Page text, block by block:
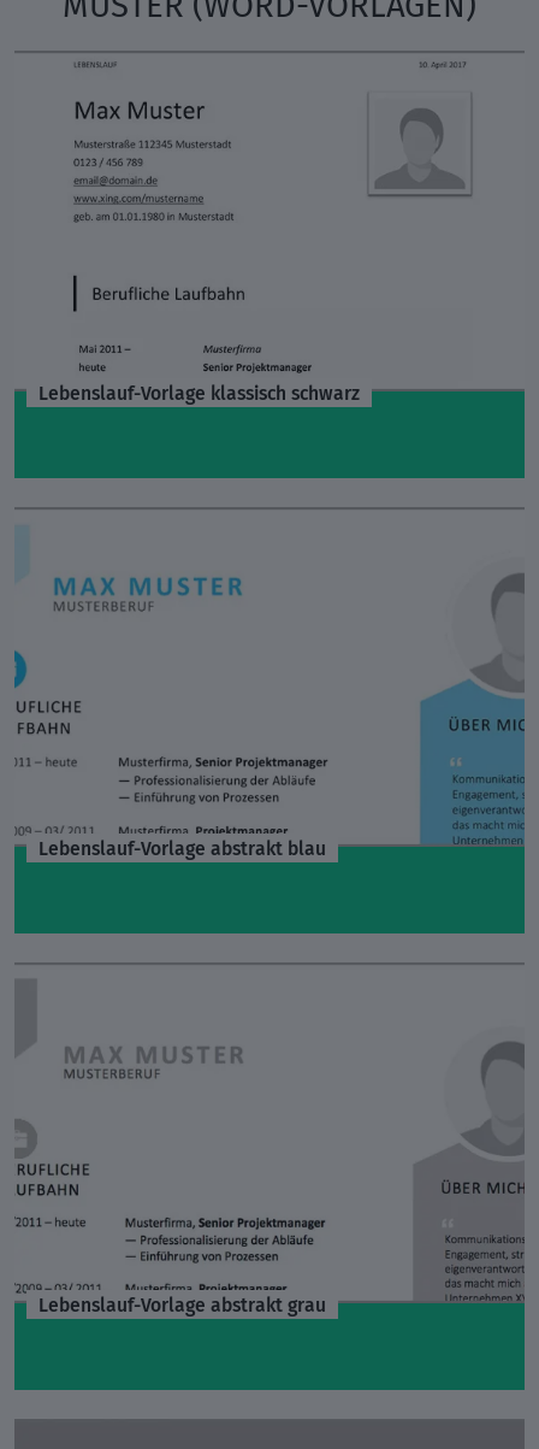
Lebenslauf-Vorlage klassisch schwarz
Lebenslauf-Vorlage abstrakt blau
Lebenslauf-Vorlage abstrakt grau